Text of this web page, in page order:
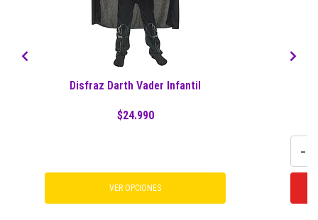
Disfraz Darth Vader Infantil
$24.990
VER OPCIONES
-